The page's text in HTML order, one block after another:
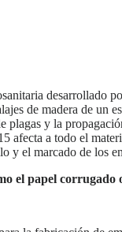
desarrollado
de madera de un
y la
afecta a todo el
y el marcado de los
el papel corrugado